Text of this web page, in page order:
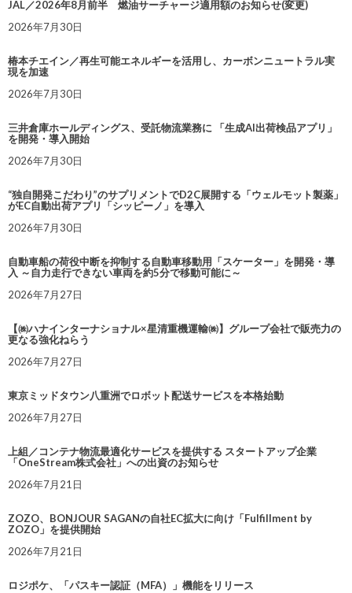
JAL／2026年8月前半 燃油サーチャージ適用額のお知らせ(変更)
2026年7月30日
椿本チエイン／再生可能エネルギーを活用し、カーボンニュートラル実
現を加速
2026年7月30日
三井倉庫ホールディングス、受託物流業務に 「生成AI出荷検品アプリ」
を開発・導入開始
2026年7月30日
“独自開発こだわり”のサプリメントでD2C展開する「ウェルモット製薬」
がEC自動出荷アプリ「シッピーノ」を導入
2026年7月30日
自動車船の荷役中断を抑制する自動車移動用「スケーター」を開発・導
入 ～自力走行できない車両を約5分で移動可能に～
2026年7月27日
【㈱ハナインターナショナル×星清重機運輸㈱】グループ会社で販売力の
更なる強化ねらう
2026年7月27日
東京ミッドタウン八重洲でロボット配送サービスを本格始動
2026年7月27日
上組／コンテナ物流最適化サービスを提供する スタートアップ企業
「OneStream株式会社」への出資のお知らせ
2026年7月21日
ZOZO、BONJOUR SAGANの自社EC拡大に向け「Fulfillment by
ZOZO」を提供開始
2026年7月21日
ロジポケ、「パスキー認証（MFA）」機能をリリース